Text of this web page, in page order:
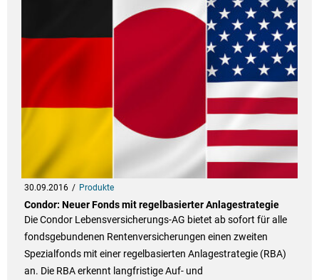
30.09.2016 Produkte
Condor: Neuer Fonds mit regelbasierter Anlagestrategie
Die Condor Lebensversicherungs-AG bietet ab sofort für alle
fondsgebundenen Rentenversicherungen einen zweiten
Spezialfonds mit einer regelbasierten Anlagestrategie (RBA)
an. Die RBA erkennt langfristige Auf- und